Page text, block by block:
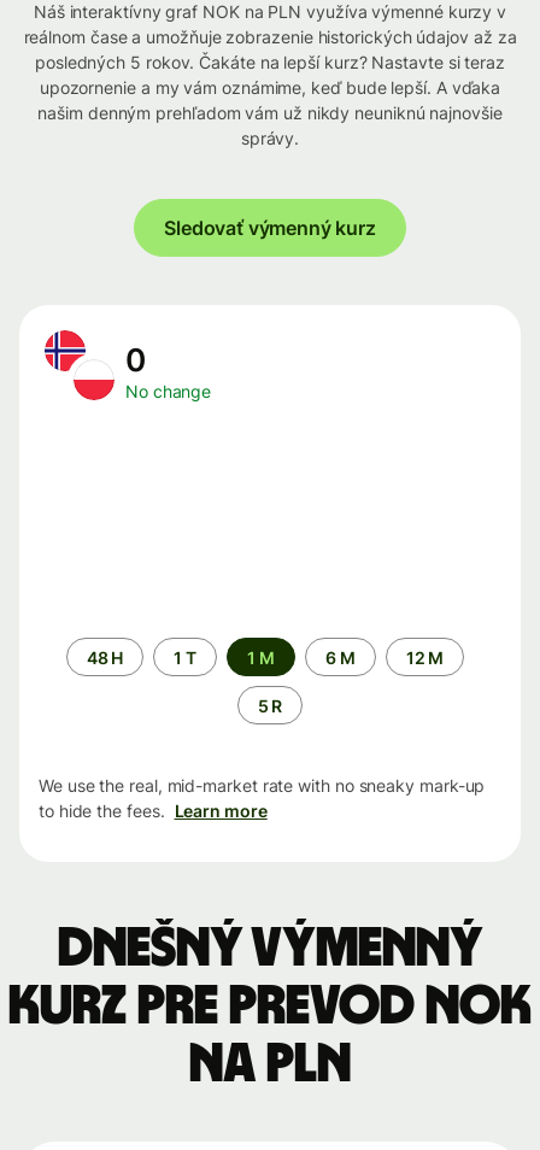
Náš interaktívny graf NOK na PLN využíva výmenné kurzy v
reálnom čase a umožňuje zobrazenie historických údajov až za
posledných 5 rokov. Čakáte na lepší kurz? Nastavte si teraz
upozornenie a my vám oznámime, keď bude lepší. A vďaka
našim denným prehľadom vám už nikdy neuniknú najnovšie
správy.
Sledovať výmenný kurz
0
No change
Time
period
48 H 1 T 1 M 6 M 12 M
5 R
We use the real, mid-market rate with no sneaky mark-up
to hide the fees. Learn more
Dnešný výmenný
kurz pre prevod NOK
na PLN